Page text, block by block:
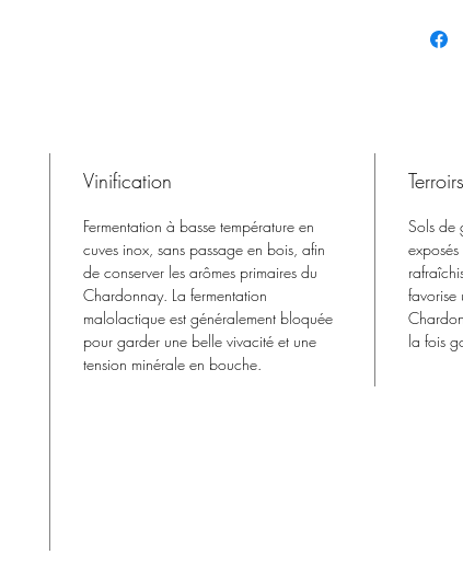
Vinification
Fermentation à basse température en
cuves inox, sans passage en bois, afin
de conserver les arômes primaires du
Chardonnay. La fermentation
malolactique est généralement bloquée
pour garder une belle vivacité et une
tension minérale en bouche.
Terroirs
Sols de
favorise
la fois